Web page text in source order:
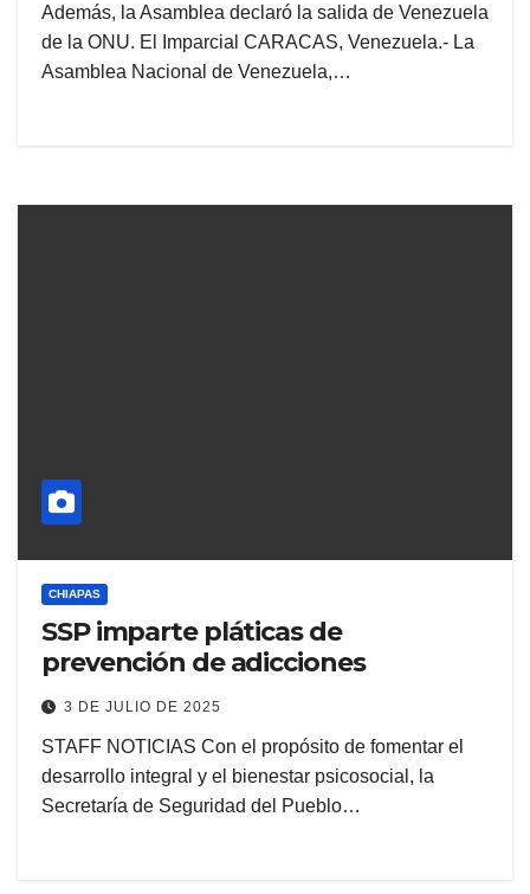
Además, la Asamblea declaró la salida de Venezuela
de la ONU. El Imparcial CARACAS, Venezuela.- La
Asamblea Nacional de Venezuela,…
CHIAPAS
SSP imparte pláticas de
prevención de adicciones
3 DE JULIO DE 2025
STAFF NOTICIAS Con el propósito de fomentar el
desarrollo integral y el bienestar psicosocial, la
Secretaría de Seguridad del Pueblo…